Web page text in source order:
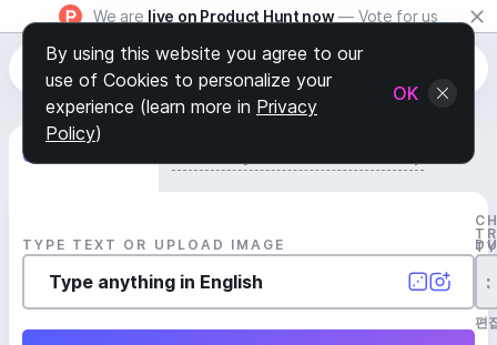
We are live on Product Hunt now — Vote for us
Generate Track
TYPE TEXT OR UPLOAD IMAGE
:
편
By using this website you agree to our
use of Cookies to personalize your
experience (learn more in Privacy
Policy)
OK